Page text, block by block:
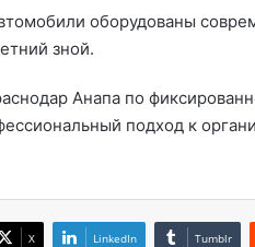
оборудованы
зной.
Анапа по
подход к
X LinkedIn Tumblr